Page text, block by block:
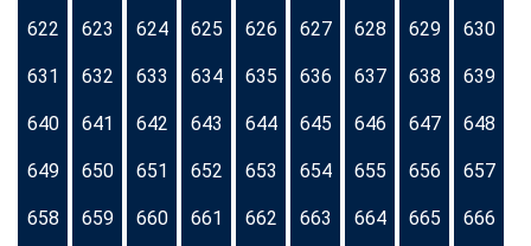
622 623 624 625 626 627 628 629 630
631 632 633 634 635 636 637 638 639
640 641 642 643 644 645 646 647 648
649 650 651 652 653 654 655 656 657
658 659 660 661 662 663 664 665 666